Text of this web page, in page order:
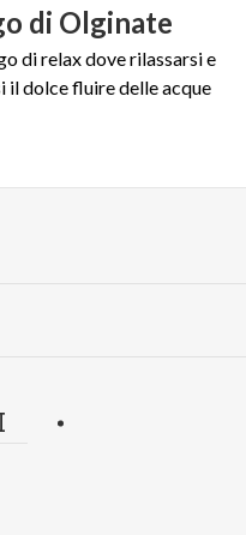
di Olginate
direlaxdoverilassarsie
ildolcefluiredelleacque